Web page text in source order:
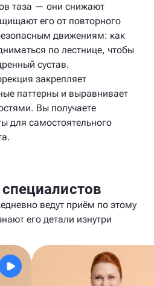
таза — они снижают
его от повторного
движениям: как
по лестнице, чтобы
сустав.
закрепляет
паттерны и выравнивает
Вы получаете
для самостоятельного
ведут приём по этому
его детали изнутри